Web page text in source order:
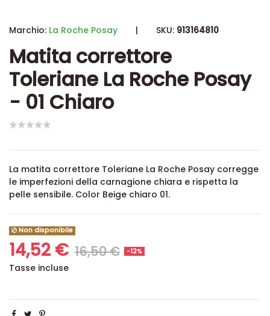
Marchio: La Roche Posay | SKU: 913164810
Matita correttore
Toleriane La Roche Posay
- 01 Chiaro
La matita correttore Toleriane La Roche Posay corregge
le imperfezioni della carnagione chiara e rispetta la
pelle sensibile. Color Beige chiaro 01.
Non disponibile
14,52 € 16,50 € -12%
Tasse incluse